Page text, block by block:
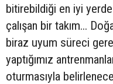
bitirebildiği en iyi
çalışan bir takım...
biraz uyum süreci
yaptığımız
oturmasıyla